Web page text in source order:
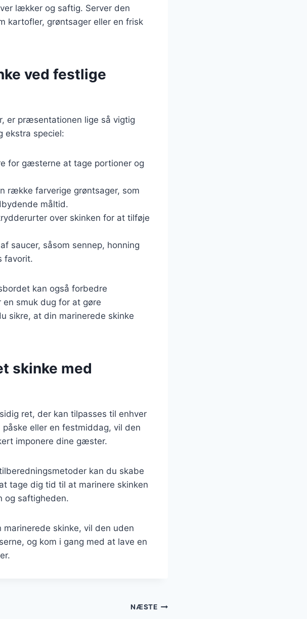
lækker og saftig. Server den
kartofler, grøntsager eller en frisk
ved festlige
er præsentationen lige så vigtig
ekstra speciel:
for gæsterne at tage portioner og
række farverige grøntsager, som
måltid.
over skinken for at tilføje
saucer, såsom sennep, honning
favorit.
kan også forbedre
smuk dug for at gøre
sikre, at din marinerede skinke
skinke med
ret, der kan tilpasses til enhver
eller en festmiddag, vil den
imponere dine gæster.
kan du skabe
tage dig tid til at marinere skinken
og saftigheden.
skinke, vil den uden
og kom i gang med at lave en
NÆSTE